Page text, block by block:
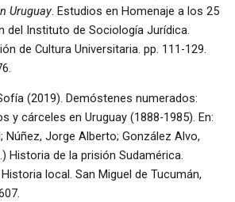
Uruguay. Estudios en Homenaje a los 25
del Instituto de Sociología Jurídica.
de Cultura Universitaria. pp. 111-129.
(2019). Demóstenes numerados:
y cárceles en Uruguay (1888-1985). En:
Núñez, Jorge Alberto; González Alvo,
Historia de la prisión Sudamérica.
local. San Miguel de Tucumán,